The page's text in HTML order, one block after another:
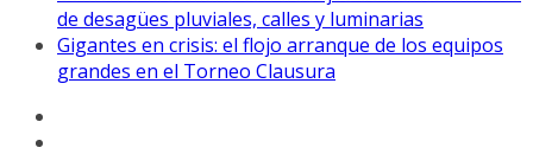
de desagües pluviales, calles y luminarias
Gigantes en crisis: el flojo arranque de los equipos
grandes en el Torneo Clausura